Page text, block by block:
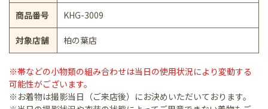
商品番号 KHG-3009
対象店舗 柏の葉店
※帯などの小物類の組み合わせは当日の使用状況により変動する
可能性がございます。
※お着物は撮影当日（ご来店後）にお決めいただいております。